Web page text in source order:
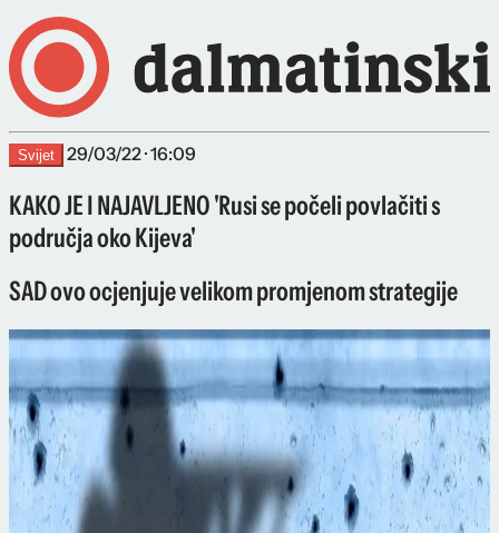
Svijet 29/03/22 · 16:09
KAKO JE I NAJAVLJENO 'Rusi se počeli povlačiti s
područja oko Kijeva'
SAD ovo ocjenjuje velikom promjenom strategije